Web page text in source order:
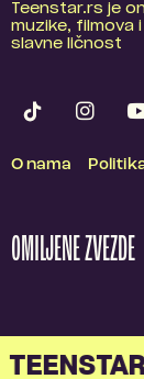
Teenstar.rs je
muzike, filmova
slavne ličnost
O nama
OMILJENE ZVEZDE